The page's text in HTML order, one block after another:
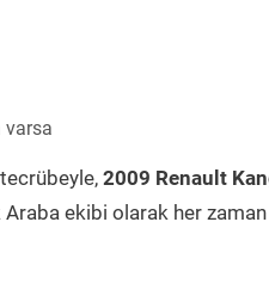
varsa
2009 Renault
ekibi olarak her zaman